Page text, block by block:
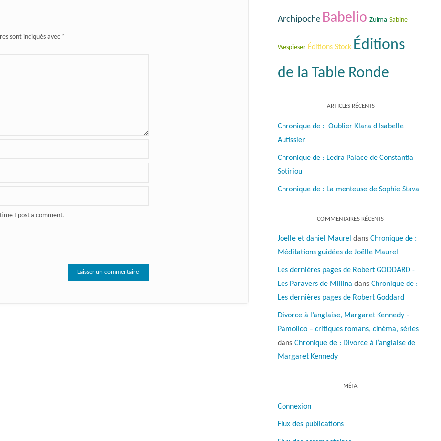
sont indiqués avec *
I post a comment.
Archipoche Babelio Zulma Sabine
Wespieser Éditions Stock Éditions
de la Table Ronde
ARTICLES RÉCENTS
Chronique de : Oublier Klara d’Isabelle
Autissier
Chronique de : Ledra Palace de Constantia
Sotiriou
Chronique de : La menteuse de Sophie Stava
COMMENTAIRES RÉCENTS
Joelle et daniel Maurel dans Chronique de :
Méditations guidées de Joëlle Maurel
Les dernières pages de Robert GODDARD -
Les Paravers de Millina dans Chronique de :
Les dernières pages de Robert Goddard
Divorce à l’anglaise, Margaret Kennedy –
Pamolico – critiques romans, cinéma, séries
dans Chronique de : Divorce à l’anglaise de
Margaret Kennedy
MÉTA
Connexion
Flux des publications